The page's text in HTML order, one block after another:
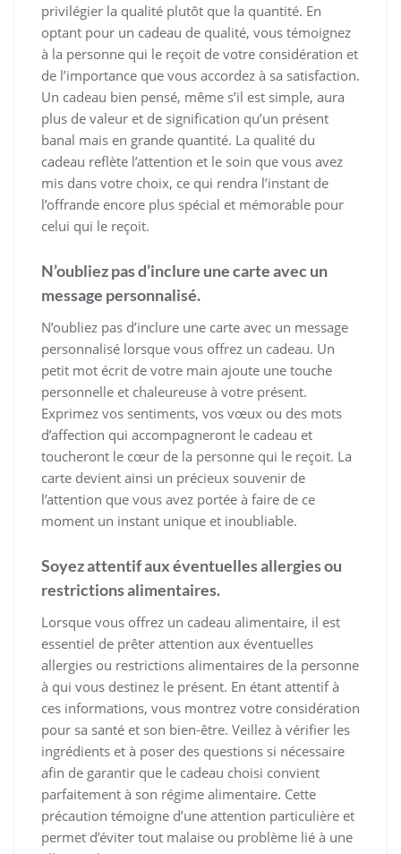
privilégier la qualité plutôt que la quantité. En
optant pour un cadeau de qualité, vous témoignez
à la personne qui le reçoit de votre considération et
de l’importance que vous accordez à sa satisfaction.
Un cadeau bien pensé, même s’il est simple, aura
plus de valeur et de signification qu’un présent
banal mais en grande quantité. La qualité du
cadeau reflète l’attention et le soin que vous avez
mis dans votre choix, ce qui rendra l’instant de
l’offrande encore plus spécial et mémorable pour
celui qui le reçoit.
N’oubliez pas d’inclure une carte avec un
message personnalisé.
N’oubliez pas d’inclure une carte avec un message
personnalisé lorsque vous offrez un cadeau. Un
petit mot écrit de votre main ajoute une touche
personnelle et chaleureuse à votre présent.
Exprimez vos sentiments, vos vœux ou des mots
d’affection qui accompagneront le cadeau et
toucheront le cœur de la personne qui le reçoit. La
carte devient ainsi un précieux souvenir de
l’attention que vous avez portée à faire de ce
moment un instant unique et inoubliable.
Soyez attentif aux éventuelles allergies ou
restrictions alimentaires.
Lorsque vous offrez un cadeau alimentaire, il est
essentiel de prêter attention aux éventuelles
allergies ou restrictions alimentaires de la personne
à qui vous destinez le présent. En étant attentif à
ces informations, vous montrez votre considération
pour sa santé et son bien-être. Veillez à vérifier les
ingrédients et à poser des questions si nécessaire
afin de garantir que le cadeau choisi convient
parfaitement à son régime alimentaire. Cette
précaution témoigne d’une attention particulière et
permet d’éviter tout malaise ou problème lié à une